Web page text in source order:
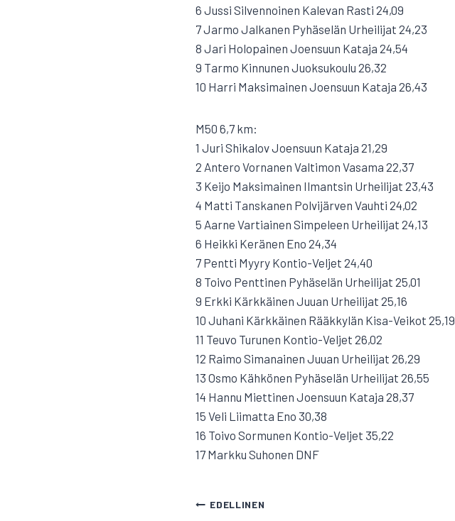
6 Jussi Silvennoinen Kalevan Rasti 24,09
7 Jarmo Jalkanen Pyhäselän Urheilijat 24,23
8 Jari Holopainen Joensuun Kataja 24,54
9 Tarmo Kinnunen Juoksukoulu 26,32
10 Harri Maksimainen Joensuun Kataja 26,43
M50 6,7 km:
1 Juri Shikalov Joensuun Kataja 21,29
2 Antero Vornanen Valtimon Vasama 22,37
3 Keijo Maksimainen Ilmantsin Urheilijat 23,43
4 Matti Tanskanen Polvijärven Vauhti 24,02
5 Aarne Vartiainen Simpeleen Urheilijat 24,13
6 Heikki Keränen Eno 24,34
7 Pentti Myyry Kontio-Veljet 24,40
8 Toivo Penttinen Pyhäselän Urheilijat 25,01
9 Erkki Kärkkäinen Juuan Urheilijat 25,16
10 Juhani Kärkkäinen Rääkkylän Kisa-Veikot 25,19
11 Teuvo Turunen Kontio-Veljet 26,02
12 Raimo Simanainen Juuan Urheilijat 26,29
13 Osmo Kähkönen Pyhäselän Urheilijat 26,55
14 Hannu Miettinen Joensuun Kataja 28,37
15 Veli Liimatta Eno 30,38
16 Toivo Sormunen Kontio-Veljet 35,22
17 Markku Suhonen DNF
ARTIKKELIEN
EDELLINEN